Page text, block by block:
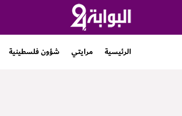
الرئيسية مرايتي شؤون فلسطينية